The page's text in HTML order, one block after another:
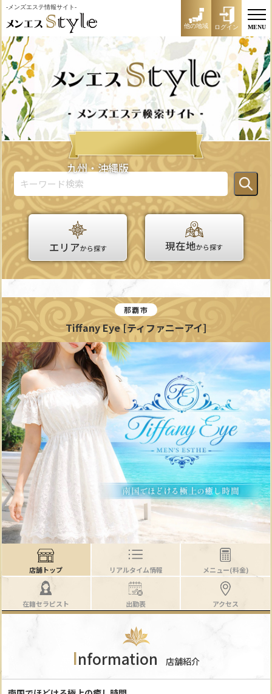
-メンズエステ情報サイト-
他の地域 ログイン MENU
九州・沖縄版
エリアから探す 現在地から探す
那覇市
Tiffany Eye [ティファニーアイ]
店舗トップ リアルタイム情報 メニュー(料金)
在籍セラピスト 出勤表 アクセス
Information 店舗紹介